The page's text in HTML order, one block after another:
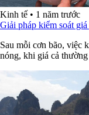
Kinh tế • 1 năm trước
Giải pháp kiểm soát
Sau mỗi cơn bão, việc
nóng, khi giá cả thường